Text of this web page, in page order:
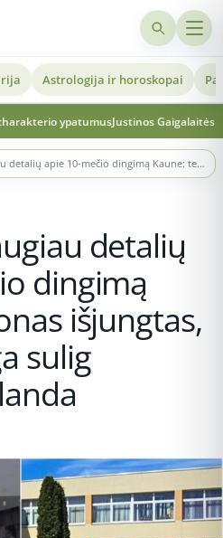
Astrologija ir horoskopai
Justinos Gaigalaitės kūno kalba
Paaiškėjo daugiau detalių apie 10-mečio dingimą Kaune: telefonas išjungtas, nerimas auga sulig kiekviena valanda
detalių
dingimą
išjungtas,
sulig